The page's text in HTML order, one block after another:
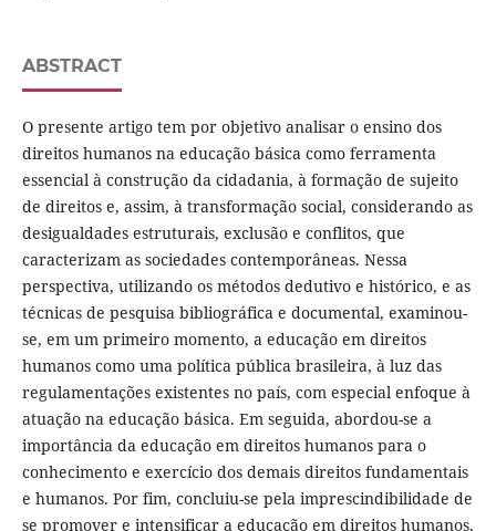
ABSTRACT
O presente artigo tem por objetivo analisar o ensino dos
direitos humanos na educação básica como ferramenta
essencial à construção da cidadania, à formação de sujeito
de direitos e, assim, à transformação social, considerando as
desigualdades estruturais, exclusão e conflitos, que
caracterizam as sociedades contemporâneas. Nessa
perspectiva, utilizando os métodos dedutivo e histórico, e as
técnicas de pesquisa bibliográfica e documental, examinou-
se, em um primeiro momento, a educação em direitos
humanos como uma política pública brasileira, à luz das
regulamentações existentes no país, com especial enfoque à
atuação na educação básica. Em seguida, abordou-se a
importância da educação em direitos humanos para o
conhecimento e exercício dos demais direitos fundamentais
e humanos. Por fim, concluiu-se pela imprescindibilidade de
se promover e intensificar a educação em direitos humanos,